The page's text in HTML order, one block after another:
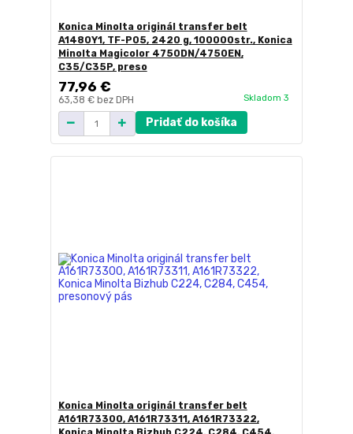
Konica Minolta originál transfer belt
A1480Y1, TF-P05, 2420 g, 100000str., Konica
Minolta Magicolor 4750DN/4750EN,
C35/C35P, preso
77,96 €
63,38 € bez DPH Skladom 3
Pridať do košíka
Konica Minolta originál transfer belt
A161R73300, A161R73311, A161R73322,